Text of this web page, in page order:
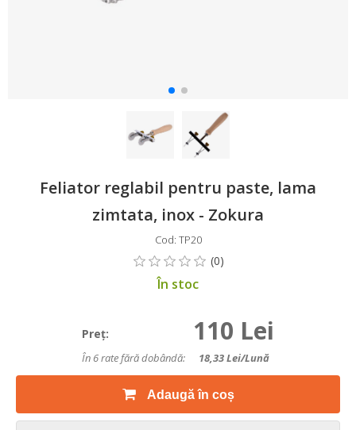
Feliator reglabil pentru paste, lama
zimtata, inox - Zokura
Cod: TP20
În stoc
Preţ: 110 Lei
În 6 rate fără dobândă: 18,33Lei/lună
Adaugă în coș